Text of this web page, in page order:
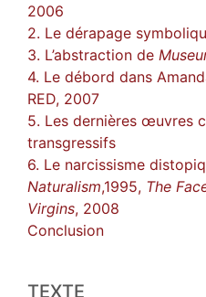
2006
2. Le dérapage
3. L’abstraction de
4. Le débord dans
RED, 2007
5. Les dernières œuvres
transgressifs
6. Le narcissisme
Naturalism,1995, The
Virgins, 2008
Conclusion
TEXTE